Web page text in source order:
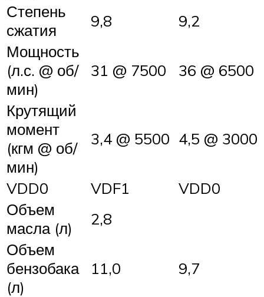
Сте­пень
сжа­тия
9,8
9,2
Мощ­ность
(л.с. @ об/
мин)
31 @ 7500 36 @ 6500
Кру­тя­щий
мо­мент
(кгм @ об/
мин)
3,4 @ 5500 4,5 @ 3000
VDD0 VDF1
VDD0
Объ­ем
мас­ла (л)
2,8
Объ­ем
бен­зо­ба­ка
(л)
11,0 9,7